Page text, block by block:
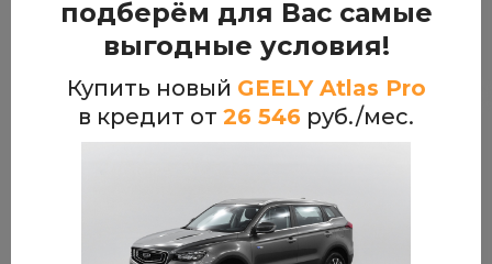
Кредит от 23 439 ₽/мес.
Купить в кредит
GEELY Atlas Pro
подберём для Вас самые
выгодные условия!
Купить новый GEELY Atlas Pro
в кредит от 26 546 руб./мес.